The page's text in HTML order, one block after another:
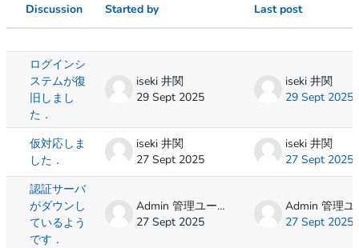
List of discussions. Showing 10 of 10
Status
Discussion Started by Last post
ログインシ
ステムが復
旧しまし
た．
iseki 井関
29 Sept 2025
iseki 井関
29 Sept 2025
仮対応しま
した．
iseki 井関
27 Sept 2025
iseki 井関
27 Sept 2025
認証サーバ
がダウンし
ているよう
です．
Admin 管理ユーザ
27 Sept 2025
27 Sept 2025